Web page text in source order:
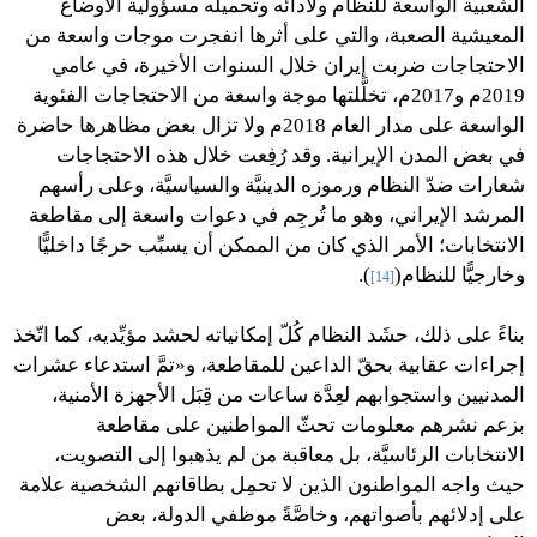
الشعبية الواسعة للنظام ولأدائه وتحميله مسؤولية الأوضاع
المعيشية الصعبة، والتي على أثرها انفجرت موجات واسعة من
الاحتجاجات ضربت إيران خلال السنوات الأخيرة، في عامي
2019م و2017م، تخلَّلتها موجة واسعة من الاحتجاجات الفئوية
الواسعة على مدار العام 2018م ولا تزال بعض مظاهرها حاضرة
في بعض المدن الإيرانية. وقد رُفِعت خلال هذه الاحتجاجات
شعارات ضدّ النظام ورموزه الدينيَّة والسياسيَّة، وعلى رأسهم
المرشد الإيراني، وهو ما تُرجِم في دعوات واسعة إلى مقاطعة
الانتخابات؛ الأمر الذي كان من الممكن أن يسبِّب حرجًا داخليًّا
وخارجيًّا للنظام([14]
).
بناءً على ذلك، حشَد النظام كُلّ إمكانياته لحشد مؤيِّديه، كما اتّخذ
إجراءات عقابية بحقّ الداعين للمقاطعة، و«تمَّ استدعاء عشرات
المدنيين واستجوابهم لعِدَّة ساعات من قِبَل الأجهزة الأمنية،
بزعم نشرهم معلومات تحثّ المواطنين على مقاطعة
الانتخابات الرئاسيَّة، بل معاقبة من لم يذهبوا إلى التصويت،
حيث واجه المواطنون الذين لا تحمِل بطاقاتهم الشخصية علامة
على إدلائهم بأصواتهم، وخاصَّةً موظفي الدولة، بعض